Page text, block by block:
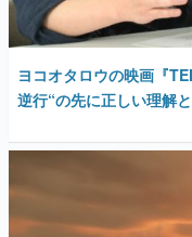
ヨコオタロウの映画『
逆行“の先に正しい理解